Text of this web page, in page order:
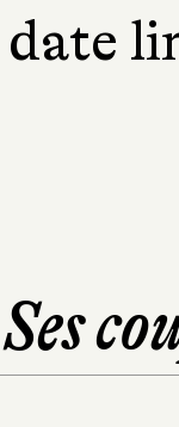
date
Ses